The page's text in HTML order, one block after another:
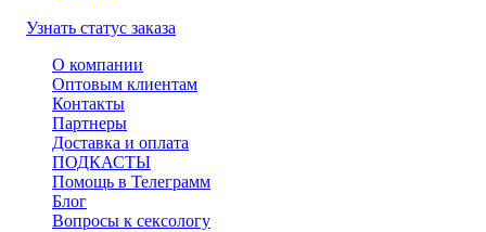
Узнать статус заказа
О компании
Оптовым клиентам
Контакты
Партнеры
Доставка и оплата
ПОДКАСТЫ
Помощь в Телеграмм
Блог
Вопросы к сексологу